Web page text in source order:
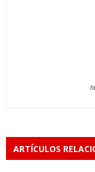
ARTÍCULOS